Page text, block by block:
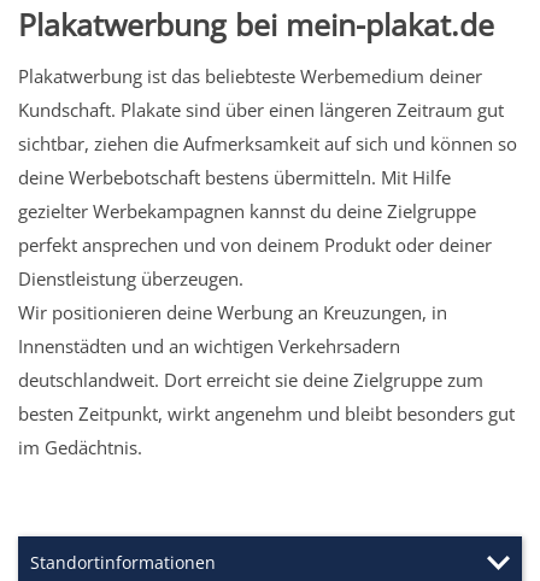
Plakatwerbung bei mein-plakat.de
Plakatwerbung ist das beliebteste Werbemedium deiner
Kundschaft. Plakate sind über einen längeren Zeitraum gut
sichtbar, ziehen die Aufmerksamkeit auf sich und können so
deine Werbebotschaft bestens übermitteln. Mit Hilfe
gezielter Werbekampagnen kannst du deine Zielgruppe
perfekt ansprechen und von deinem Produkt oder deiner
Dienstleistung überzeugen.
Wir positionieren deine Werbung an Kreuzungen, in
Innenstädten und an wichtigen Verkehrsadern
deutschlandweit. Dort erreicht sie deine Zielgruppe zum
besten Zeitpunkt, wirkt angenehm und bleibt besonders gut
im Gedächtnis.
Standortinformationen